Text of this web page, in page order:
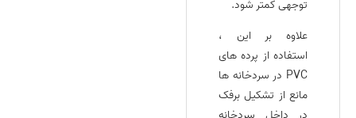
توجهی کمتر شود.
علاوه بر این ،
استفاده از پرده‌ های
PVC در سردخانه‌ ها
مانع از تشکیل برفک